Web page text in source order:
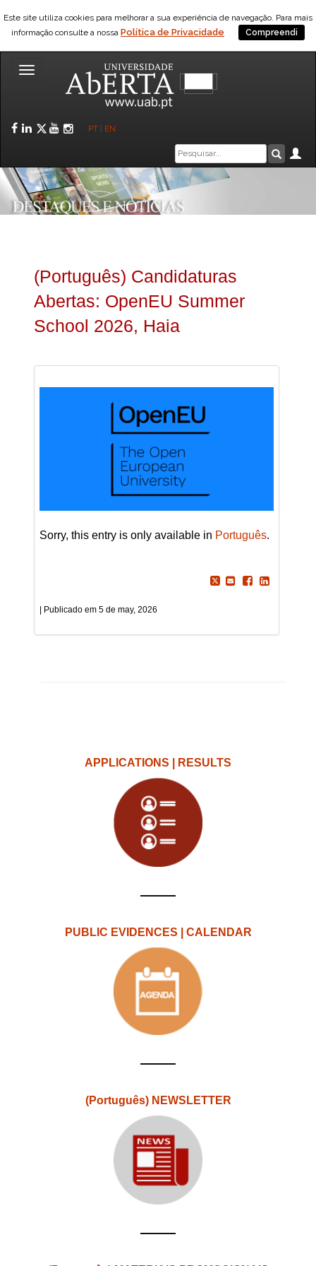
Este site utiliza cookies para melhorar a sua experiência de navegação. Para mais
informação consulte a nossa Política de Privacidade Compreendi
Toggle
Facebook
LinkedIn
Twitter
YouTube
Instagram
PT EN
Caixa
de
pesquisa
(Português) Candidaturas
Abertas: OpenEU Summer
School 2026, Haia
Sorry, this entry is only available in Português.
5 de may, 2026
APPLICATIONS | RESULTS
PUBLIC EVIDENCES | CALENDAR
(Português) NEWSLETTER